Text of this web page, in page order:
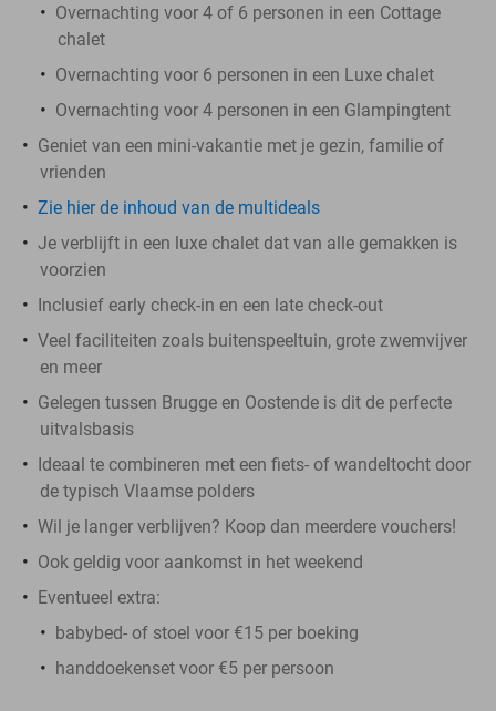
Overnachting voor 4 of 6 personen in een Cottage
chalet
Overnachting voor 6 personen in een Luxe chalet
Overnachting voor 4 personen in een Glampingtent
Geniet van een mini-vakantie met je gezin, familie of
vrienden
Zie hier de inhoud van de multideals
Je verblijft in een luxe chalet dat van alle gemakken is
voorzien
Inclusief early check-in en een late check-out
Veel faciliteiten zoals buitenspeeltuin, grote zwemvijver
en meer
Gelegen tussen Brugge en Oostende is dit de perfecte
uitvalsbasis
Ideaal te combineren met een fiets- of wandeltocht door
de typisch Vlaamse polders
Wil je langer verblijven? Koop dan meerdere vouchers!
Ook geldig voor aankomst in het weekend
Eventueel extra:
babybed- of stoel voor €15 per boeking
handdoekenset voor €5 per persoon